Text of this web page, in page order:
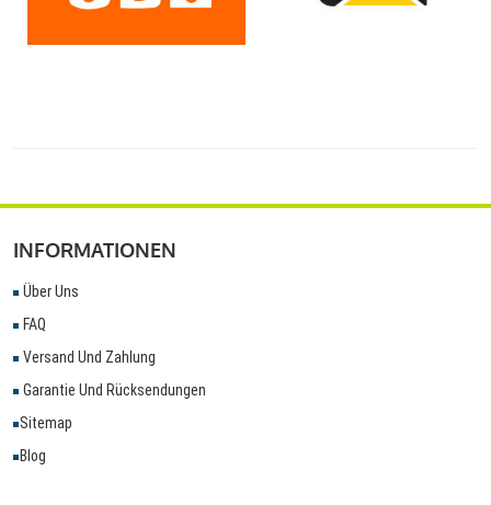
INFORMATIONEN
Über Uns
FAQ
Versand Und Zahlung
Garantie Und Rücksendungen
Sitemap
Blog